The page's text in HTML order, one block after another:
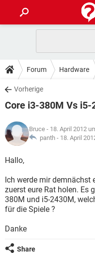
ANDROID
WINDOWS 10
WHATSAPP
FACEBOOK
TIPPS & TRICKS
SPIELE
WHATSAPP
FACEBOOK
DOWNLOADS
SPIELE
ANDROID
WINDOWS 10
WHATSAPP
SPIELE
ANDROID
WINDOWS 10
WHATSAPP
FACEBOOK
LEXIKON
SPIELE
WINDOWS 10
WHATSAPP
Forum Hardware
Vorherige
Core i3-380M Vs i5-
Bruce - 18. April 2012
panth - 18. April
Hallo,
Ich werde mir demnächst
zuerst eure Rat holen. Es
380M und i5-2430M,
für die Spiele ?
Danke
Share